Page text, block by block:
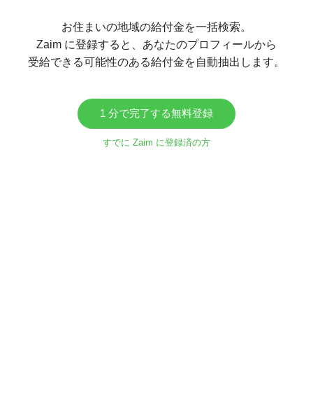
お住まいの地域の給付金を一括検索。
Zaim に登録すると、あなたのプロフィールから
受給できる可能性のある給付金を自動抽出します。
1 分で完了する無料登録
すでに Zaim に登録済の方